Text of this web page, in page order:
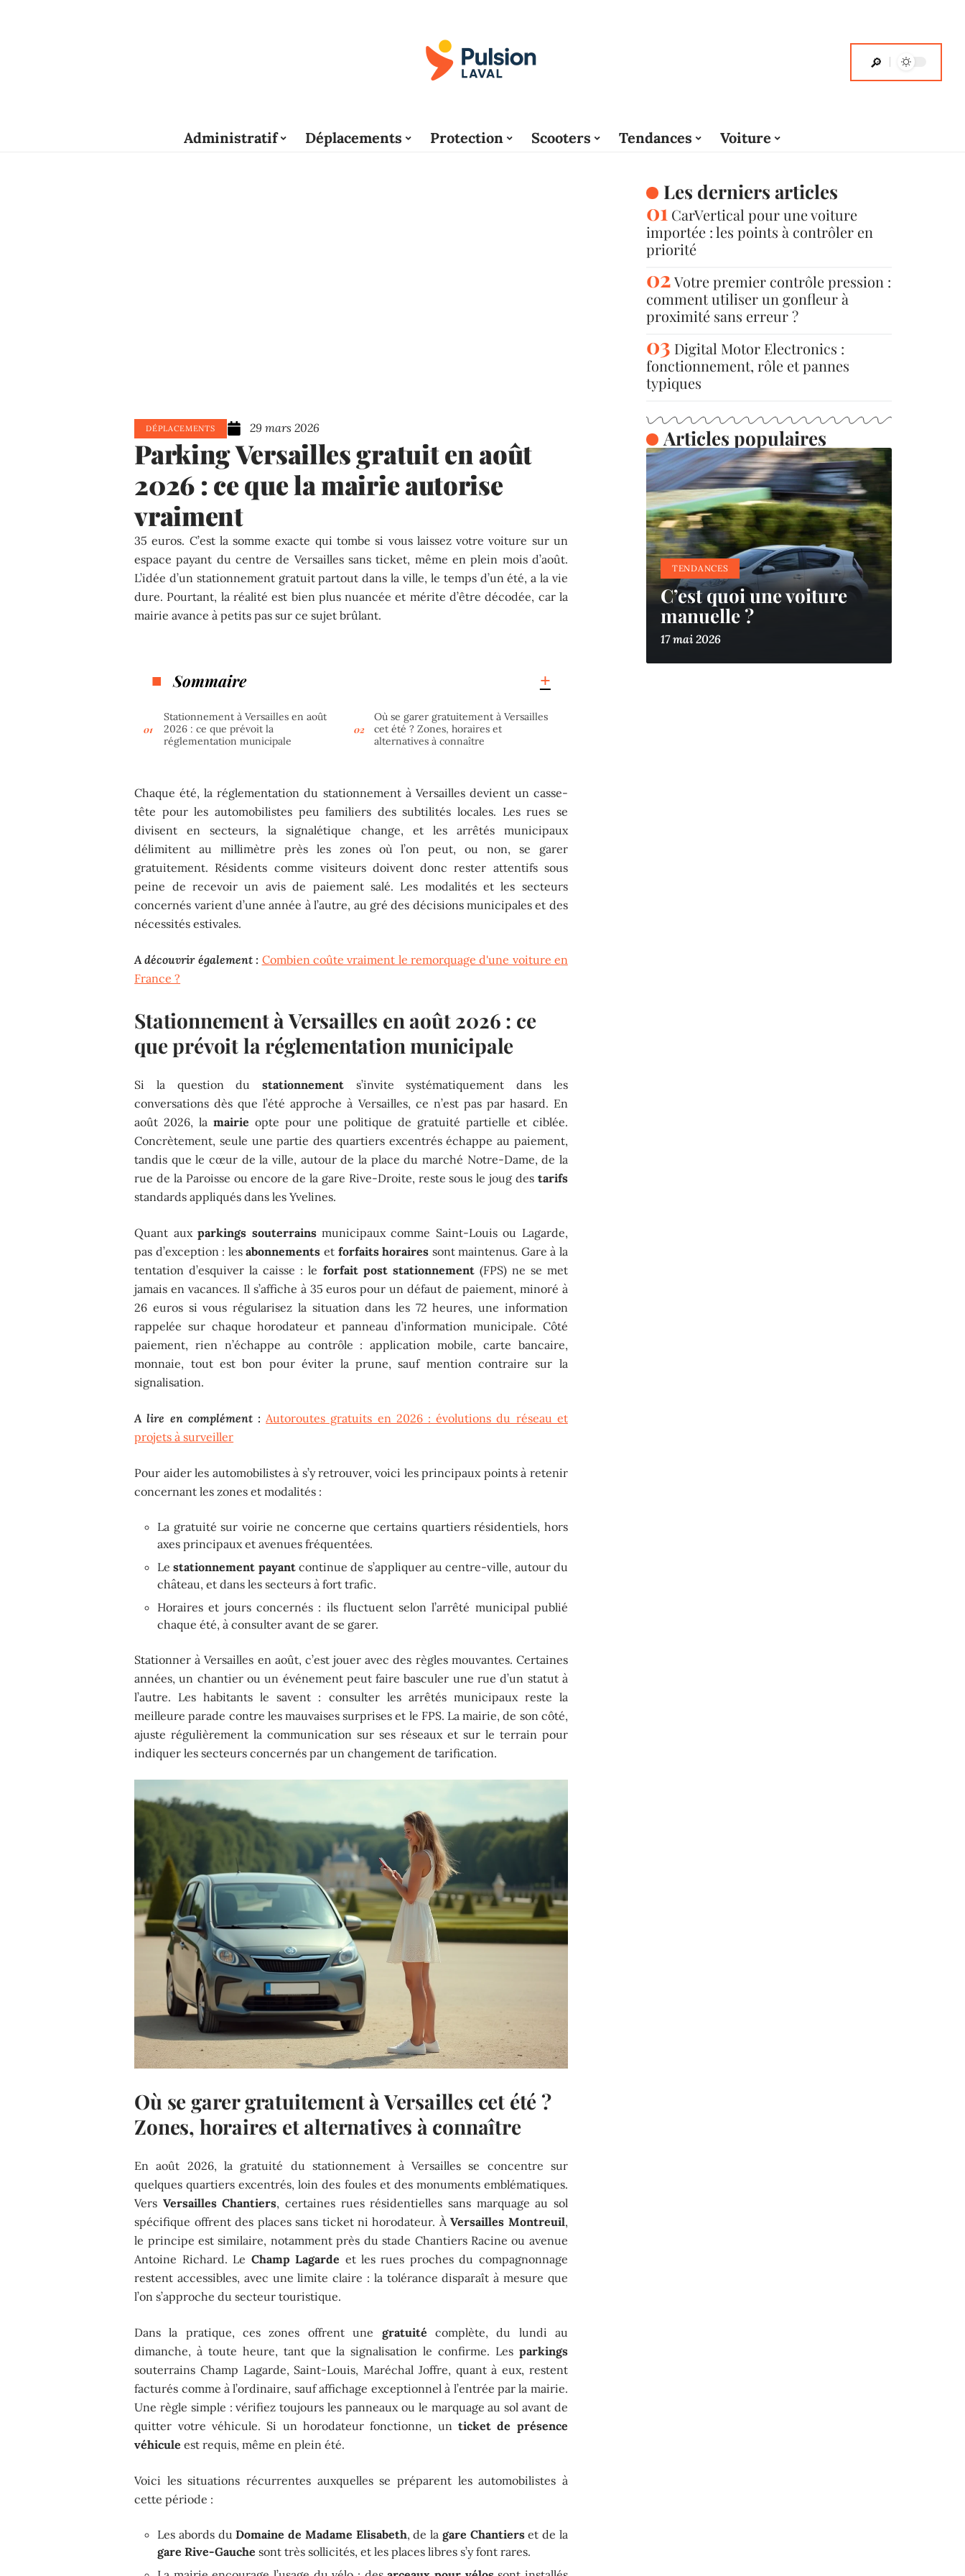
Administratif Déplacements Protection Scooters Tendances Voiture
DÉPLACEMENTS 29 mars 2026
Parking Versailles gratuit en août
2026 : ce que la mairie autorise
vraiment
35 euros. C’est la somme exacte qui tombe si vous laissez votre voiture sur un
espace payant du centre de Versailles sans ticket, même en plein mois d’août.
L’idée d’un stationnement gratuit partout dans la ville, le temps d’un été, a la vie
dure. Pourtant, la réalité est bien plus nuancée et mérite d’être décodée, car la
mairie avance à petits pas sur ce sujet brûlant.
Sommaire
Stationnement à Versailles en août
2026 : ce que prévoit la
réglementation municipale
Où se garer gratuitement à Versailles
cet été ? Zones, horaires et
alternatives à connaître
Chaque été, la réglementation du stationnement à Versailles devient un casse-
tête pour les automobilistes peu familiers des subtilités locales. Les rues se
divisent en secteurs, la signalétique change, et les arrêtés municipaux
délimitent au millimètre près les zones où l’on peut, ou non, se garer
gratuitement. Résidents comme visiteurs doivent donc rester attentifs sous
peine de recevoir un avis de paiement salé. Les modalités et les secteurs
concernés varient d’une année à l’autre, au gré des décisions municipales et des
nécessités estivales.
A découvrir également : Combien coûte vraiment le remorquage d'une voiture en
France ?
Stationnement à Versailles en août 2026 : ce
que prévoit la réglementation municipale
Si la question du stationnement s’invite systématiquement dans les
conversations dès que l’été approche à Versailles, ce n’est pas par hasard. En
août 2026, lamairie opte pour une politique de gratuité partielle et ciblée.
Concrètement, seule une partie des quartiers excentrés échappe au paiement,
tandis que le cœur de la ville, autour de la place du marché Notre-Dame, de la
rue de la Paroisse ou encore de la gare Rive-Droite, reste sous le joug des tarifs
standards appliqués dans les Yvelines.
Quant auxparkings souterrainsmunicipaux comme Saint-Louis ou Lagarde,
pas d’exception : lesabonnements et forfaits horaires sont maintenus. Gare à la
tentation d’esquiver la caisse : le forfait post stationnement(FPS) ne se met
jamais en vacances. Il s’affiche à 35 euros pour un défaut de paiement, minoré à
26 euros si vous régularisez la situation dans les 72 heures, une information
rappelée sur chaque horodateur et panneau d’information municipale. Côté
paiement, rien n’échappe au contrôle : application mobile, carte bancaire,
monnaie, tout est bon pour éviter la prune, sauf mention contraire sur la
signalisation.
A lire en complément : Autoroutes gratuits en 2026 : évolutions du réseau et
projets à surveiller
Pour aider les automobilistes à s’y retrouver, voici les principaux points à retenir
concernant les zones et modalités :
La gratuité sur voirie ne concerne que certains quartiers résidentiels, hors
axes principaux et avenues fréquentées.
Lestationnement payantcontinue de s’appliquer au centre-ville, autour du
château, et dans les secteurs à fort trafic.
Horaires et jours concernés : ils fluctuent selon l’arrêté municipal publié
chaque été, à consulter avant de se garer.
Stationner à Versailles en août, c’est jouer avec des règles mouvantes. Certaines
années, un chantier ou un événement peut faire basculer une rue d’un statut à
l’autre. Les habitants le savent : consulter les arrêtés municipaux reste la
meilleure parade contre les mauvaises surprises et le FPS. La mairie, de son côté,
ajuste régulièrement la communication sur ses réseaux et sur le terrain pour
indiquer les secteurs concernés par un changement de tarification.
Où se garer gratuitement à Versailles cet été ?
Zones, horaires et alternatives à connaître
En août 2026, la gratuité du stationnement à Versailles se concentre sur
quelques quartiers excentrés, loin des foules et des monuments emblématiques.
Vers Versailles Chantiers, certaines rues résidentielles sans marquage au sol
spécifique offrent des places sans ticket ni horodateur. ÀVersailles Montreuil,
le principe est similaire, notamment près du stade Chantiers Racine ou avenue
Antoine Richard. Le Champ Lagarde et les rues proches du compagnonnage
restent accessibles, avec une limite claire : la tolérance disparaît à mesure que
l’on s’approche du secteur touristique.
Dans la pratique, ces zones offrent une gratuité complète, du lundi au
dimanche, à toute heure, tant que la signalisation le confirme. Les parkings
souterrains Champ Lagarde, Saint-Louis, Maréchal Joffre, quant à eux, restent
facturés comme à l’ordinaire, sauf affichage exceptionnel à l’entrée par la mairie.
Une règle simple : vérifiez toujours les panneaux ou le marquage au sol avant de
quitter votre véhicule. Si un horodateur fonctionne, unticket de présence
véhicule est requis, même en plein été.
Voici les situations récurrentes auxquelles se préparent les automobilistes à
cette période :
Les abords duDomaine de Madame Elisabeth, de la gare Chantierset de la
gare Rive-Gauche sont très sollicités, et les places libres s’y font rares.
Les derniers articles
CarVertical pour une voiture
importée : les points à contrôler en
priorité
Votre premier contrôle pression :
comment utiliser un gonfleur à
proximité sans erreur ?
Digital Motor Electronics :
fonctionnement, rôle et pannes
typiques
Articles populaires
TENDANCES
C’est quoi une voiture
manuelle ?
17 mai 2026